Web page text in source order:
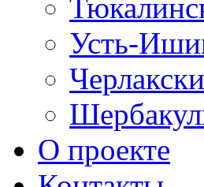
Усть-
О проекте